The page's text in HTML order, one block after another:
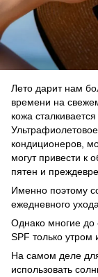
Лето дарит нам
времени на
кожа
кондиционеров,
могут привести к
пятен и
Именно поэтому
ежедневного
Однако многие до
SPF только
На самом деле
использовать